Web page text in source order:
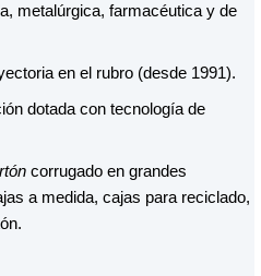
metalúrgica, farmacéutica y de
en el rubro (desde 1991).
dotada con tecnología de
corrugado en grandes
a medida, cajas para reciclado,